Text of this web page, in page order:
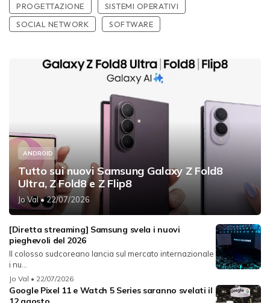
PROGETTAZIONE
SISTEMI OPERATIVI
SOCIAL NETWORK
SOFTWARE
ANDROID
Tutto sui nuovi Samsung Galaxy Z Fold8
Ultra, Z Fold8 e Z Flip8
Jo Val• 22/07/2026
[Diretta streaming] Samsung svela i nuovi
pieghevoli del 2026
Il colosso sudcoreano lancia sul mercato internazionale
i nu...
Jo Val • 22/07/2026
Google Pixel 11 e Watch 5 Series saranno svelati il